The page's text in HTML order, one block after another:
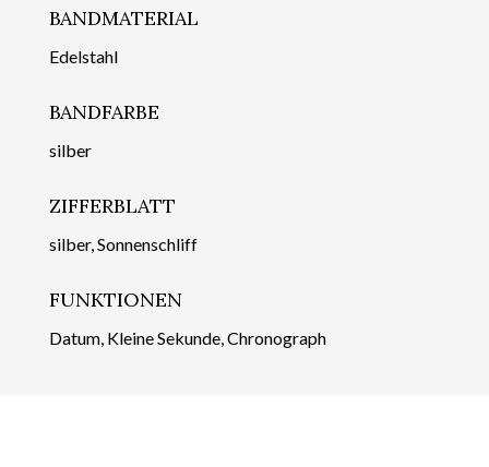
BANDMATERIAL
Edelstahl
BANDFARBE
silber
ZIFFERBLATT
silber, Sonnenschliff
FUNKTIONEN
Datum, Kleine Sekunde, Chronograph